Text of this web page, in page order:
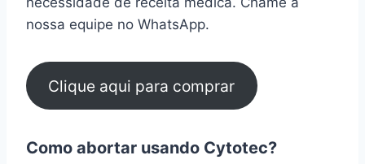
nossa equipe no WhatsApp.
Clique aqui para comprar
Como abortar usando Cytotec?